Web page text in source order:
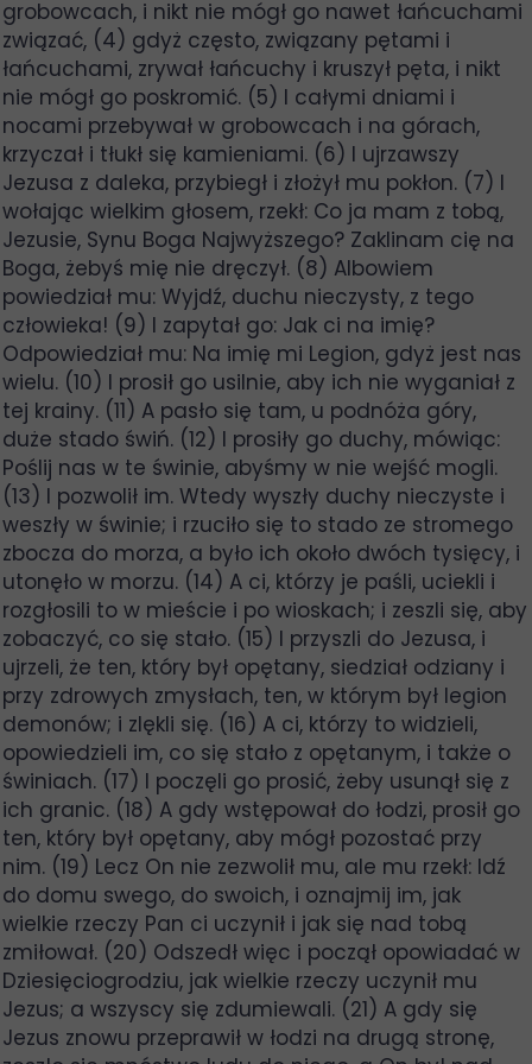
grobowcach, i nikt nie mógł go nawet łańcuchami
związać, (4) gdyż często, związany pętami i
łańcuchami, zrywał łańcuchy i kruszył pęta, i nikt
nie mógł go poskromić. (5) I całymi dniami i
nocami przebywał w grobowcach i na górach,
krzyczał i tłukł się kamieniami. (6) I ujrzawszy
Jezusa z daleka, przybiegł i złożył mu pokłon. (7) I
wołając wielkim głosem, rzekł: Co ja mam z tobą,
Jezusie, Synu Boga Najwyższego? Zaklinam cię na
Boga, żebyś mię nie dręczył. (8) Albowiem
powiedział mu: Wyjdź, duchu nieczysty, z tego
człowieka! (9) I zapytał go: Jak ci na imię?
Odpowiedział mu: Na imię mi Legion, gdyż jest nas
wielu. (10) I prosił go usilnie, aby ich nie wyganiał z
tej krainy. (11) A pasło się tam, u podnóża góry,
duże stado świń. (12) I prosiły go duchy, mówiąc:
Poślij nas w te świnie, abyśmy w nie wejść mogli.
(13) I pozwolił im. Wtedy wyszły duchy nieczyste i
weszły w świnie; i rzuciło się to stado ze stromego
zbocza do morza, a było ich około dwóch tysięcy, i
utonęło w morzu. (14) A ci, którzy je paśli, uciekli i
rozgłosili to w mieście i po wioskach; i zeszli się, aby
zobaczyć, co się stało. (15) I przyszli do Jezusa, i
ujrzeli, że ten, który był opętany, siedział odziany i
przy zdrowych zmysłach, ten, w którym był legion
demonów; i zlękli się. (16) A ci, którzy to widzieli,
opowiedzieli im, co się stało z opętanym, i także o
świniach. (17) I poczęli go prosić, żeby usunął się z
ich granic. (18) A gdy wstępował do łodzi, prosił go
ten, który był opętany, aby mógł pozostać przy
nim. (19) Lecz On nie zezwolił mu, ale mu rzekł: Idź
do domu swego, do swoich, i oznajmij im, jak
wielkie rzeczy Pan ci uczynił i jak się nad tobą
zmiłował. (20) Odszedł więc i począł opowiadać w
Dziesięciogrodziu, jak wielkie rzeczy uczynił mu
Jezus; a wszyscy się zdumiewali. (21) A gdy się
Jezus znowu przeprawił w łodzi na drugą stronę,